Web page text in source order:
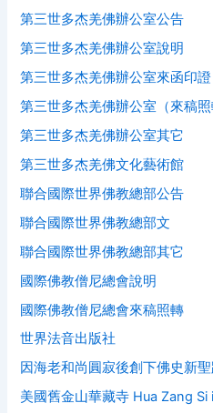
第三世多杰羌佛辦公室公告
第三世多杰羌佛辦公室說明
第三世多杰羌佛辦公室來函印證
第三世多杰羌佛辦公室（來稿照
第三世多杰羌佛辦公室其它
第三世多杰羌佛文化藝術館
聯合國際世界佛教總部公告
聯合國際世界佛教總部文
聯合國際世界佛教總部其它
國際佛教僧尼總會說明
國際佛教僧尼總會來稿照轉
世界法音出版社
因海老和尚圓寂後創下佛史新
美國舊金山華藏寺 Hua Zang